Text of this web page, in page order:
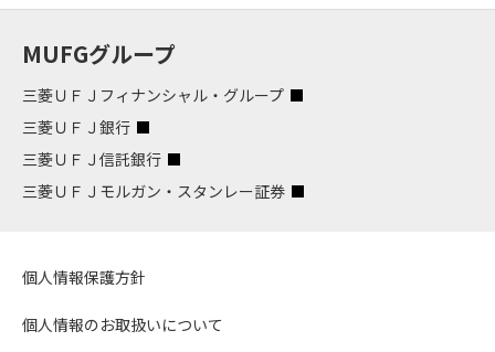
MUFGグループ
三菱ＵＦＪフィナンシャル・グループ
三菱ＵＦＪ銀行
三菱ＵＦＪ信託銀行
三菱ＵＦＪモルガン・スタンレー証券
個人情報保護方針
個人情報のお取扱いについて